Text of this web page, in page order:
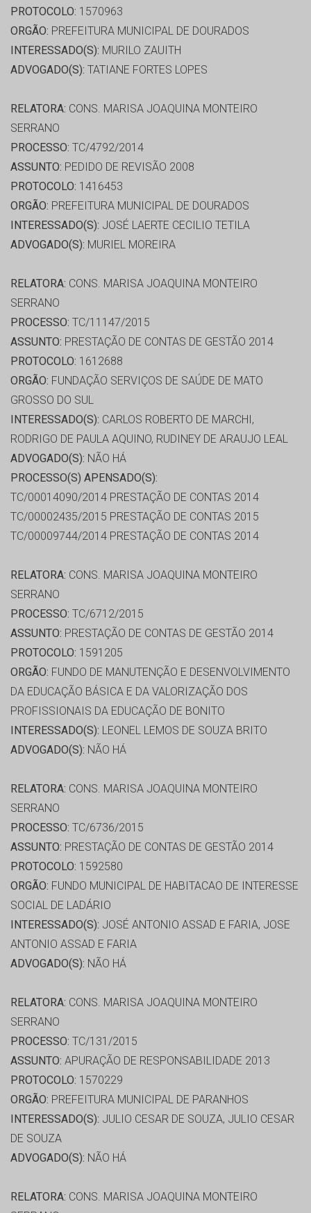
PROTOCOLO: 1570963
ORGÃO: PREFEITURA MUNICIPAL DE DOURADOS
INTERESSADO(S): MURILO ZAUITH
ADVOGADO(S): TATIANE FORTES LOPES
RELATORA: CONS. MARISA JOAQUINA MONTEIRO
SERRANO
PROCESSO: TC/4792/2014
ASSUNTO: PEDIDO DE REVISÃO 2008
PROTOCOLO: 1416453
ORGÃO: PREFEITURA MUNICIPAL DE DOURADOS
INTERESSADO(S): JOSÉ LAERTE CECILIO TETILA
ADVOGADO(S): MURIEL MOREIRA
RELATORA: CONS. MARISA JOAQUINA MONTEIRO
SERRANO
PROCESSO: TC/11147/2015
ASSUNTO: PRESTAÇÃO DE CONTAS DE GESTÃO 2014
PROTOCOLO: 1612688
ORGÃO: FUNDAÇÃO SERVIÇOS DE SAÚDE DE MATO
GROSSO DO SUL
INTERESSADO(S): CARLOS ROBERTO DE MARCHI,
RODRIGO DE PAULA AQUINO, RUDINEY DE ARAUJO LEAL
ADVOGADO(S): NÃO HÁ
PROCESSO(S) APENSADO(S):
TC/00014090/2014 PRESTAÇÃO DE CONTAS 2014
TC/00002435/2015 PRESTAÇÃO DE CONTAS 2015
TC/00009744/2014 PRESTAÇÃO DE CONTAS 2014
RELATORA: CONS. MARISA JOAQUINA MONTEIRO
SERRANO
PROCESSO: TC/6712/2015
ASSUNTO: PRESTAÇÃO DE CONTAS DE GESTÃO 2014
PROTOCOLO: 1591205
ORGÃO: FUNDO DE MANUTENÇÃO E DESENVOLVIMENTO
DA EDUCAÇÃO BÁSICA E DA VALORIZAÇÃO DOS
PROFISSIONAIS DA EDUCAÇÃO DE BONITO
INTERESSADO(S): LEONEL LEMOS DE SOUZA BRITO
ADVOGADO(S): NÃO HÁ
RELATORA: CONS. MARISA JOAQUINA MONTEIRO
SERRANO
PROCESSO: TC/6736/2015
ASSUNTO: PRESTAÇÃO DE CONTAS DE GESTÃO 2014
PROTOCOLO: 1592580
ORGÃO: FUNDO MUNICIPAL DE HABITACAO DE INTERESSE
SOCIAL DE LADÁRIO
INTERESSADO(S): JOSÉ ANTONIO ASSAD E FARIA, JOSE
ANTONIO ASSAD E FARIA
ADVOGADO(S): NÃO HÁ
RELATORA: CONS. MARISA JOAQUINA MONTEIRO
SERRANO
PROCESSO: TC/131/2015
ASSUNTO: APURAÇÃO DE RESPONSABILIDADE 2013
PROTOCOLO: 1570229
ORGÃO: PREFEITURA MUNICIPAL DE PARANHOS
INTERESSADO(S): JULIO CESAR DE SOUZA, JULIO CESAR
DE SOUZA
ADVOGADO(S): NÃO HÁ
RELATORA: CONS. MARISA JOAQUINA MONTEIRO